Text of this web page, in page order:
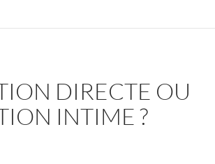
DIRECTE OU
INTIME ?